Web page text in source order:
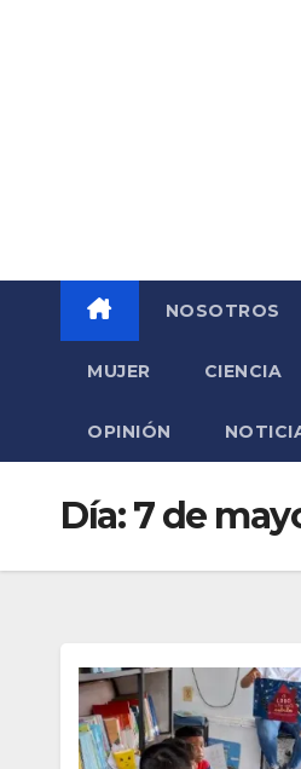
NOSOTROS
MUJER CIENCIA
OPINIÓN
Día:7 de